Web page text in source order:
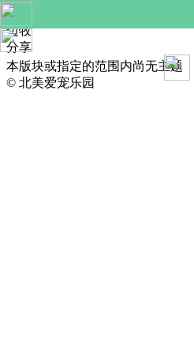
边牧
分享
本版块或指定的范围内尚无主题
© 北美爱宠乐园